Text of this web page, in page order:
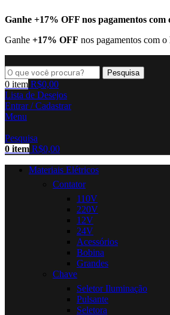
Ganhe +17% OFF nos pagamentos com
Ganhe +17% OFF nos pagamentos com o
Pesquisa
0 item R$0,00
Lista de Desejos
Entrar / Cadastrar
Menu
Pesquisa
0 item R$0,00
Materiais Elétricos
Contator
110V
220V
12V
24V
Acessórios
Bobina
Grandes
Chave
Seletor Iluminação
Pulsante
Seletora